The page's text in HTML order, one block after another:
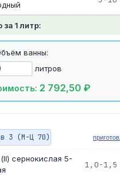
за 1 литр:
ванны:
литров
2 792,50 ₽
3 (М-Ц 70)
сернокислая 5-
1,0-1,5